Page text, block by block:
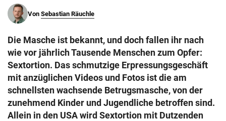
search
eingeben
© Krone Multimedia GmbH & Co KG 2026
Muthgasse 2, 1190 Wien
Von Sebastian Räuchle
Die Masche ist bekannt, und doch fallen ihr nach
wie vor jährlich Tausende Menschen zum Opfer:
Sextortion. Das schmutzige Erpressungsgeschäft
mit anzüglichen Videos und Fotos ist die am
schnellsten wachsende Betrugsmasche, von der
zunehmend Kinder und Jugendliche betroffen sind.
Allein in den USA wird Sextortion mit Dutzenden